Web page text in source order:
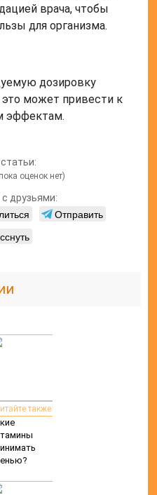
врача, чтобы
для организма.
дозировку
может привести к
эффектам.
оценок нет)
друзьями:
Отправить
также: